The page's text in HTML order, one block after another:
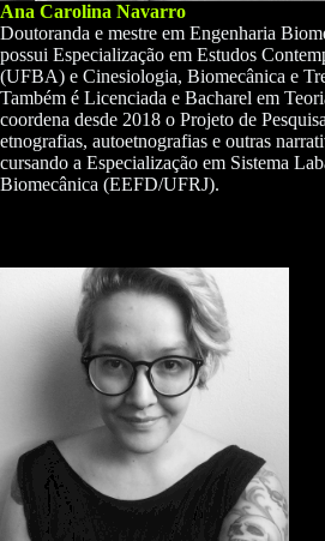
Ana Carolina Navarro
Doutoranda e mestre em Engenharia
possui Especialização em Estudos
(UFBA) e Cinesiologia, Biomecânica e
Também é Licenciada e Bacharel em
coordena desde 2018 o Projeto de
etnografias, autoetnografias e outras
cursando a Especialização em Sistema
Biomecânica (EEFD/UFRJ).